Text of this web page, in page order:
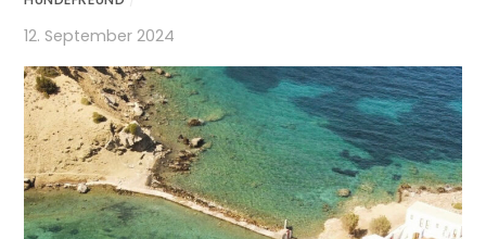
12. September 2024